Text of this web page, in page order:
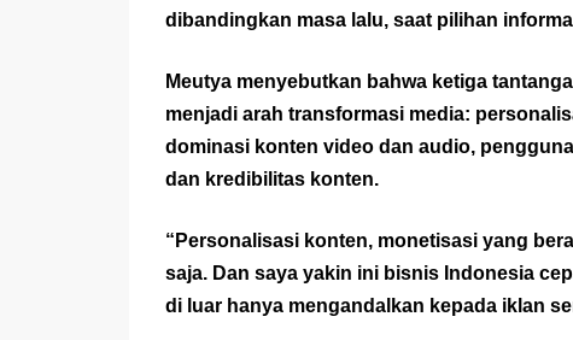
dibandingkan masa lalu, saat pilihan
Meutya menyebutkan bahwa ketiga
menjadi arah transformasi media:
dominasi konten video dan audio,
dan kredibilitas konten.
“Personalisasi konten, monetisasi yang
saja. Dan saya yakin ini bisnis Indonesia
di luar hanya mengandalkan kepada iklan